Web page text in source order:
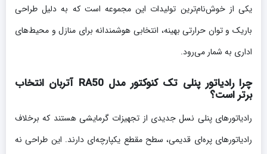
یکی از خوش‌نام‌ترین تولیدات این مجموعه است که به دلیل طراحی
باریک و توان حرارتی بهینه، انتخابی هوشمندانه برای منازل و محیط‌های
اداری به شمار می‌رود.
چرا رادیاتور پنلی تک کنوکتور مدل RA50 آتربان انتخاب
برتر است؟
رادیاتورهای پنلی نسل جدیدی از تجهیزات گرمایشی هستند که برخلاف
رادیاتورهای پره‌ای قدیمی، سطح مقطع یکپارچه‌ای دارند. این طراحی نه